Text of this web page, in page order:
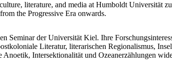
literature, and media at Humboldt Universität
the Progressive Era onwards.
Seminar der Universität Kiel. Ihre
Literatur, literarischen Regionalismus,
Intersektionalität und Ozeanerzählungen